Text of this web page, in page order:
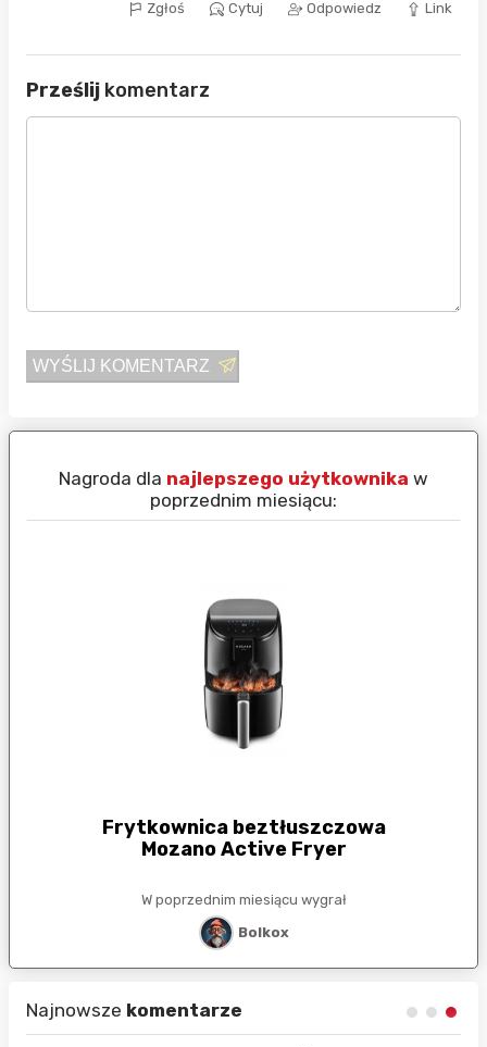
Zgłoś Cytuj Odpowiedz Link
Prześlij komentarz
WYŚLIJ KOMENTARZ
Nagroda dla najlepszego użytkownika w
poprzednim miesiącu:
Frytkownica beztłuszczowa
Mozano Active Fryer
W poprzednim miesiącu wygrał
Bolkox
Najnowsze komentarze